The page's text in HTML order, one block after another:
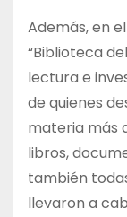
Además, en
“Biblioteca
lectura e
de quienes
materia más
libros,
también
llevaron a